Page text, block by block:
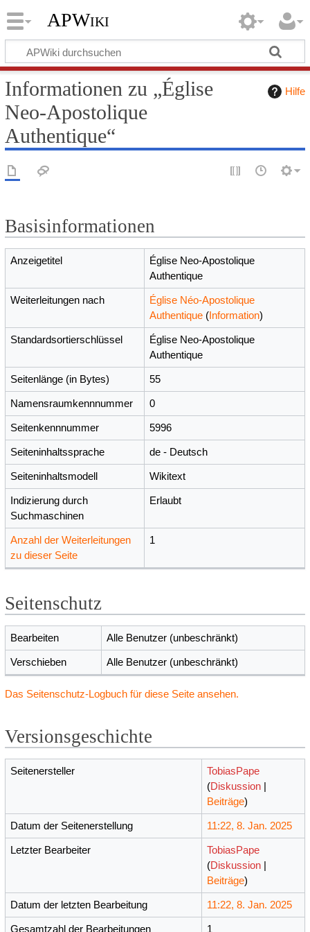
APWiki
Hilfe
Informationen zu „Église
Neo-Apostolique
Authentique“
Basisinformationen
Anzeigetitel
Église Neo-Apostolique
Authentique
Weiterleitungen nach
Église Néo-Apostolique
Authentique (Information)
Standardsortierschlüssel
Église Neo-Apostolique
Authentique
Seitenlänge (in Bytes) 55
Namensraumkennnummer 0
Seitenkennnummer 5996
Seiteninhaltssprache de - Deutsch
Seiteninhaltsmodell Wikitext
Indizierung durch
Suchmaschinen
Erlaubt
Anzahl der Weiterleitungen
zu dieser Seite
1
Seitenschutz
Bearbeiten Alle Benutzer (unbeschränkt)
Verschieben Alle Benutzer (unbeschränkt)
Das Seitenschutz-Logbuch für diese Seite ansehen.
Versionsgeschichte
Seitenersteller
TobiasPape
(Diskussion |
Beiträge)
Datum der Seitenerstellung 11:22, 8. Jan. 2025
Letzter Bearbeiter
TobiasPape
(Diskussion |
Beiträge)
Datum der letzten Bearbeitung 11:22, 8. Jan. 2025
Gesamtzahl der Bearbeitungen 1